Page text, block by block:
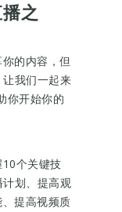
之
的内容，但
我们一起来
你开始你的
个关键技
划、提高观
提高视频质